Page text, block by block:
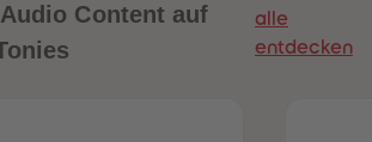
Content auf
alle
entdecken